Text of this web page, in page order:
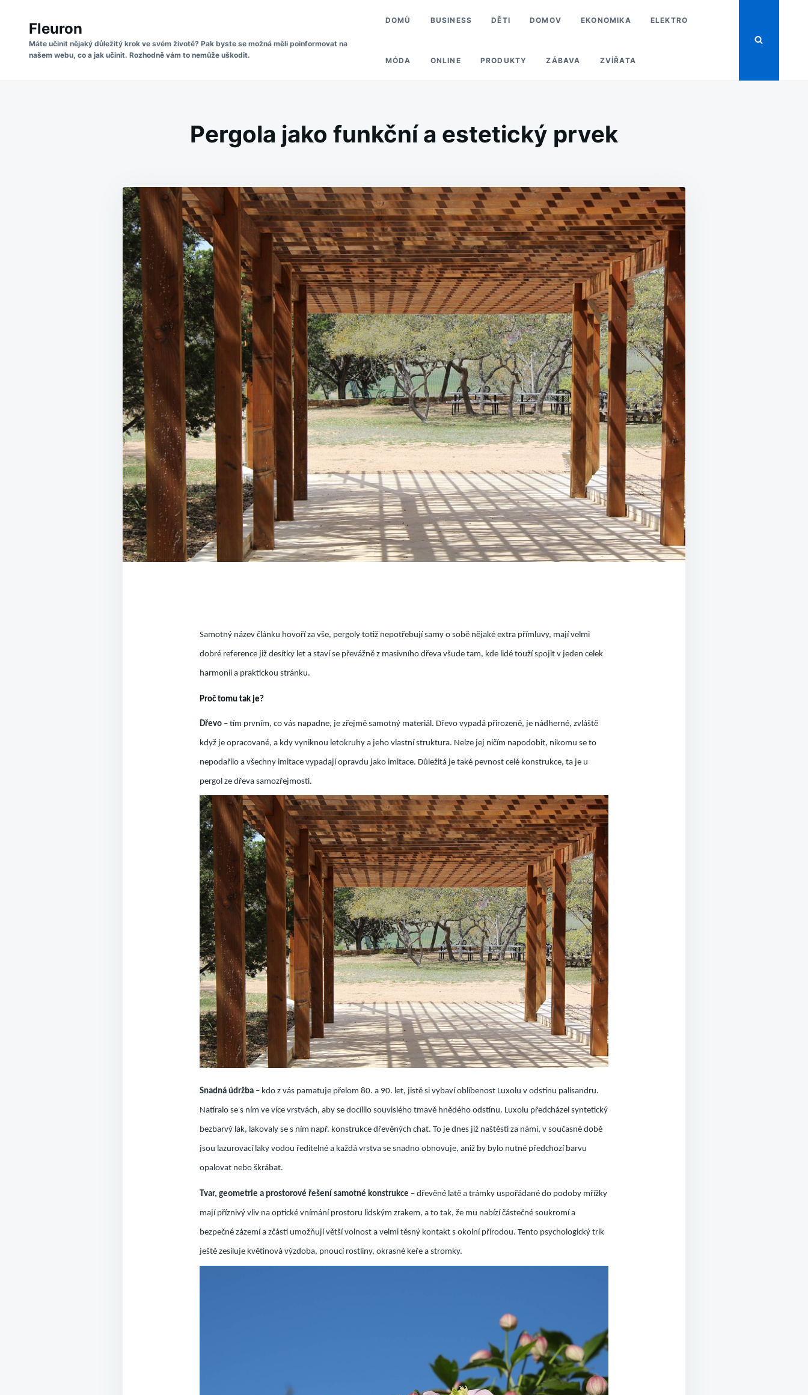
content
for:
Fleuron
Máte učinit nějaký důležitý krok ve svém životě? Pak byste se možná měli poinformovat na
našem webu, co a jak učinit. Rozhodně vám to nemůže uškodit.
DOMŮ BUSINESS DĚTI DOMOV EKONOMIKA ELEKTRO
MÓDA ONLINE PRODUKTY ZÁBAVA ZVÍŘATA
Pergola jako funkční a estetický prvek
Samotný název článku hovoří za vše, pergoly totiž nepotřebují samy o sobě nějaké extra přímluvy, mají velmi
dobré reference již desítky let a staví se převážně z masivního dřeva všude tam, kde lidé touží spojit v jeden celek
harmonii a praktickou stránku.
Proč tomu tak je?
Dřevo – tím prvním, co vás napadne, je zřejmě samotný materiál. Dřevo vypadá přirozeně, je nádherné, zvláště
když je opracované, a kdy vyniknou letokruhy a jeho vlastní struktura. Nelze jej ničím napodobit, nikomu se to
nepodařilo a všechny imitace vypadají opravdu jako imitace. Důležitá je také pevnost celé konstrukce, ta je u
pergol ze dřeva samozřejmostí.
Snadná údržba – kdo z vás pamatuje přelom 80. a 90. let, jistě si vybaví oblíbenost Luxolu v odstínu palisandru.
Natíralo se s ním ve více vrstvách, aby se docílilo souvislého tmavě hnědého odstínu. Luxolu předcházel syntetický
bezbarvý lak, lakovaly se s ním např. konstrukce dřevěných chat. To je dnes již naštěstí za námi, v současné době
jsou lazurovací laky vodou ředitelné a každá vrstva se snadno obnovuje, aniž by bylo nutné předchozí barvu
opalovat nebo škrábat.
Tvar, geometrie a prostorové řešení samotné konstrukce – dřevěné latě a trámky uspořádané do podoby mřížky
mají příznivý vliv na optické vnímání prostoru lidským zrakem, a to tak, že mu nabízí částečné soukromí a
bezpečné zázemí a zčásti umožňují větší volnost a velmi těsný kontakt s okolní přírodou. Tento psychologický trik
ještě zesiluje květinová výzdoba, pnoucí rostliny, okrasné keře a stromky.